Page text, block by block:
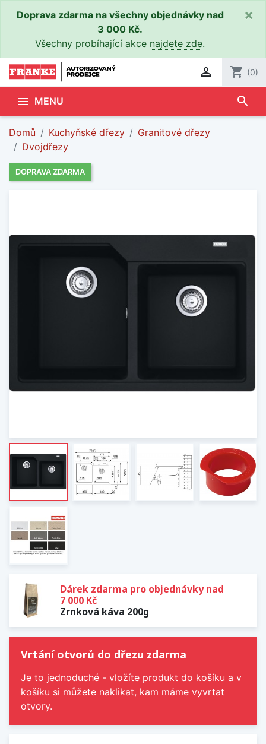
Doprava zdarma na všechny objednávky nad
3 000 Kč.
Všechny probíhající akce najdete zde.
×
 shopping_cart (0)
 MENU search
Domů Kuchyňské dřezy
Granitové dřezy
Dvojdřezy
DOPRAVA ZDARMA
Dárek zdarma pro objednávky nad
7 000 Kč
Zrnková káva 200g
Vrtání otvorů do dřezu zdarma
Je to jednoduché - vložíte produkt do košíku a v
košíku si můžete naklikat, kam máme vyvrtat
otvory.